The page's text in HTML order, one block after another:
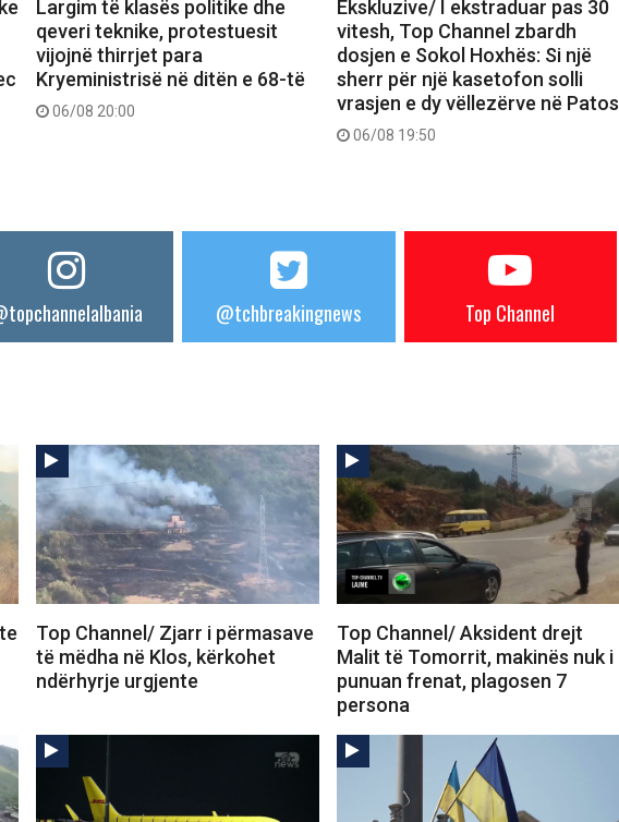
Largim të klasës politike dhe
qeveri teknike, protestuesit
vijojnë thirrjet para
Kryeministrisë në ditën e 68-të
06/08 20:00
Ekskluzive/ I ekstraduar pas 30
vitesh, Top Channel zbardh
dosjen e Sokol Hoxhës: Si një
sherr për një kasetofon solli
vrasjen e dy vëllezërve në Patos
06/08 19:50
@tchbreakingnews Top Channel
Top Channel/ Zjarr i përmasave
të mëdha në Klos, kërkohet
ndërhyrje urgjente
Top Channel/ Aksident drejt
Malit të Tomorrit, makinës nuk i
punuan frenat, plagosen 7
persona